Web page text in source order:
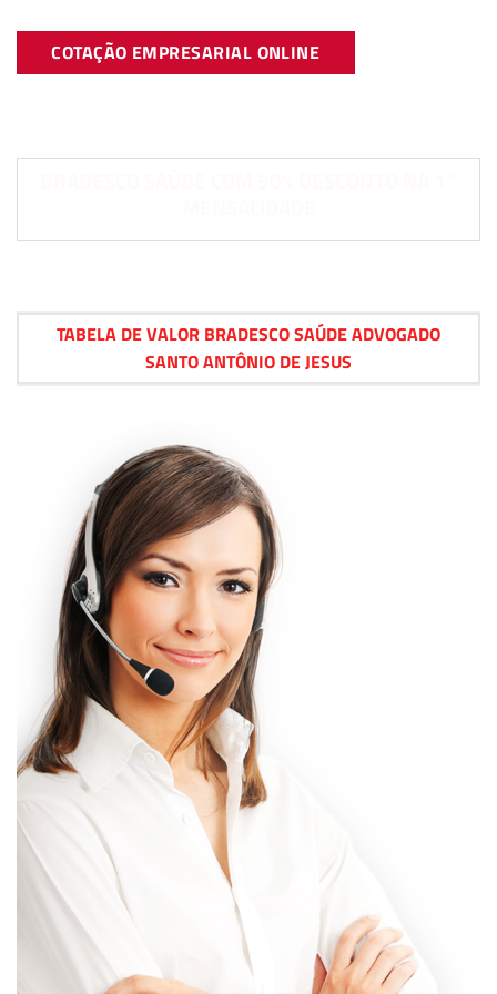
COTAÇÃO EMPRESARIAL ONLINE
TABELA DE VALOR BRADESCO SAÚDE ADVOGADO
SANTO ANTÔNIO DE JESUS